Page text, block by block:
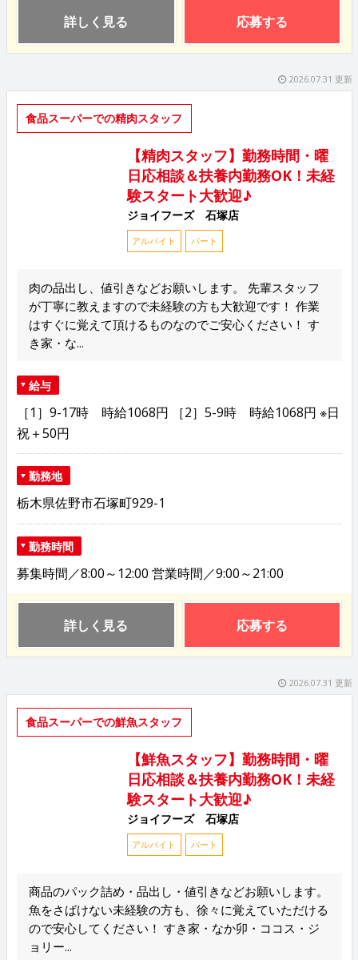
詳しく見る 応募する
2026.07.31 更新
食品スーパーでの精肉スタッフ
【精肉スタッフ】勤務時間・曜
日応相談＆扶養内勤務OK！未経
験スタート大歓迎♪
ジョイフーズ 石塚店
アルバイト パート
肉の品出し、値引きなどお願いします。 先輩スタッフ
が丁寧に教えますので未経験の方も大歓迎です！ 作業
はすぐに覚えて頂けるものなのでご安心ください！ す
き家・な...
給与
［1］9-17時 時給1068円 ［2］5-9時 時給1068円 ※日
祝＋50円
勤務地
栃木県佐野市石塚町929-1
勤務時間
募集時間／8:00～12:00 営業時間／9:00～21:00
詳しく見る 応募する
2026.07.31 更新
食品スーパーでの鮮魚スタッフ
【鮮魚スタッフ】勤務時間・曜
日応相談＆扶養内勤務OK！未経
験スタート大歓迎♪
ジョイフーズ 石塚店
アルバイト パート
商品のパック詰め・品出し・値引きなどお願いします。
魚をさばけない未経験の方も、徐々に覚えていただける
ので安心してください！ すき家・なか卯・ココス・ジ
ョリー...